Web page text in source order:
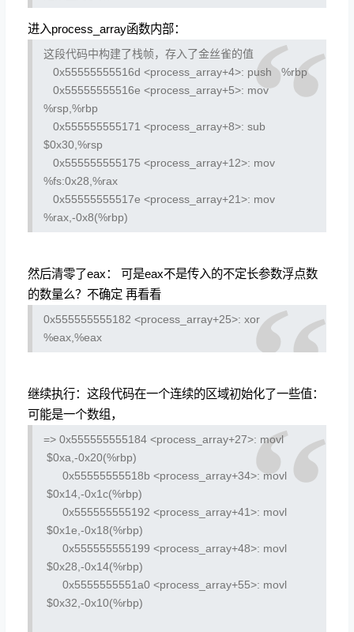
进入process_array函数内部：
这段代码中构建了栈帧，存入了金丝雀的值
0x55555555516d <process_array+4>: push %rbp
0x55555555516e <process_array+5>: mov
%rsp,%rbp
0x555555555171 <process_array+8>: sub
$0x30,%rsp
0x555555555175 <process_array+12>: mov
%fs:0x28,%rax
0x55555555517e <process_array+21>: mov
%rax,-0x8(%rbp)
然后清零了eax： 可是eax不是传入的不定长参数浮点数
的数量么？不确定 再看看
0x555555555182 <process_array+25>: xor
%eax,%eax
继续执行：这段代码在一个连续的区域初始化了一些值：
可能是一个数组，
=> 0x555555555184 <process_array+27>: movl
$0xa,-0x20(%rbp)
0x55555555518b <process_array+34>: movl
$0x14,-0x1c(%rbp)
0x555555555192 <process_array+41>: movl
$0x1e,-0x18(%rbp)
0x555555555199 <process_array+48>: movl
$0x28,-0x14(%rbp)
0x5555555551a0 <process_array+55>: movl
$0x32,-0x10(%rbp)